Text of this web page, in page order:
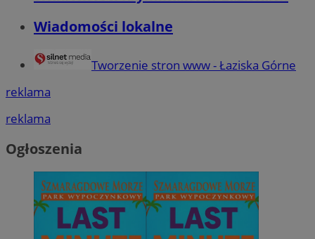
Wiadomości lokalne
Tworzenie stron www - Łaziska Górne
reklama
reklama
Ogłoszenia